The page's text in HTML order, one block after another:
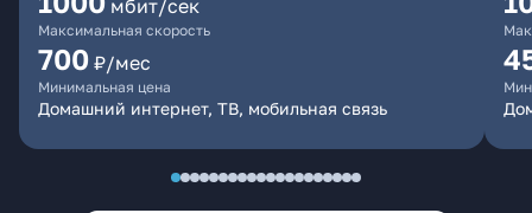
мбит/сек
Максимальная скорость
700 ₽/мес
Минимальная цена
Домашний интернет, ТВ, мобильная связь